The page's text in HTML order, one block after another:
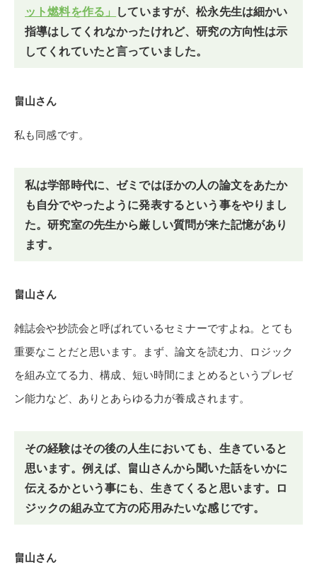
ット燃料を作る」 していますが、松永先生は細かい
指導はしてくれなかったけれど、研究の方向性は示
してくれていたと言っていました。
畠山さん
私も同感です。
私は学部時代に、ゼミではほかの人の論文をあたか
も自分でやったように発表するという事をやりまし
た。研究室の先生から厳しい質問が来た記憶があり
ます。
畠山さん
雑誌会や抄読会と呼ばれているセミナーですよね。とても
重要なことだと思います。まず、論文を読む力、ロジック
を組み立てる力、構成、短い時間にまとめるというプレゼ
ン能力など、ありとあらゆる力が養成されます。
その経験はその後の人生においても、生きていると
思います。例えば、畠山さんから聞いた話をいかに
伝えるかという事にも、生きてくると思います。ロ
ジックの組み立て方の応用みたいな感じです。
畠山さん